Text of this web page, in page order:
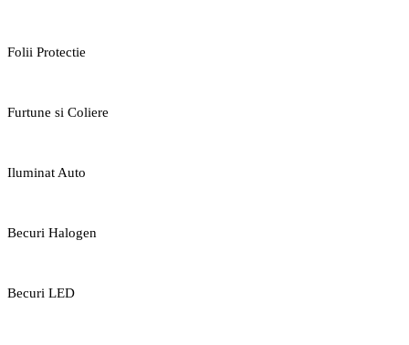
Folii Protectie
Furtune si Coliere
Iluminat Auto
Becuri Halogen
Becuri LED